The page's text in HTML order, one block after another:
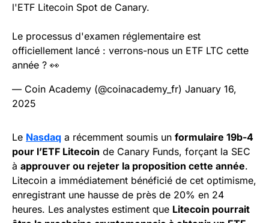
l'ETF Litecoin Spot de Canary.
Le processus d'examen réglementaire est
officiellement lancé : verrons-nous un ETF LTC cette
année ? 👀
— Coin Academy (@coinacademy_fr) January 16,
2025
Le Nasdaq a récemment soumis un formulaire 19b-4
pour l’ETF Litecoin de Canary Funds, forçant la SEC
à approuver ou rejeter la proposition cette année.
Litecoin a immédiatement bénéficié de cet optimisme,
enregistrant une hausse de près de 20% en 24
heures. Les analystes estiment que Litecoin pourrait